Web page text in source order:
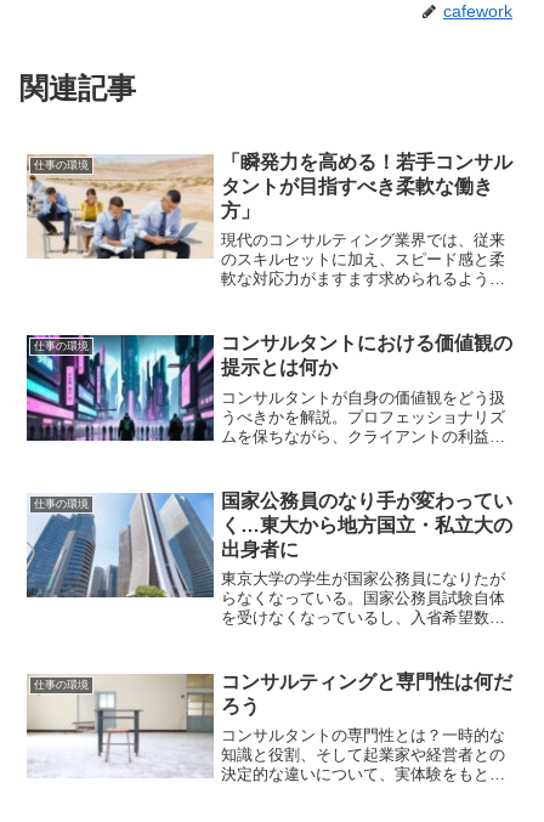
cafework
関連記事
仕事の環境
「瞬発力を高める！若手コンサル
タントが目指すべき柔軟な働き
方」
現代のコンサルティング業界では、従来
のスキルセットに加え、スピード感と柔
軟な対応力がますます求められるように
トプットを提供できるコンサルタントは
重宝される傾向にあります。しかし、そ
の一方で、多くの若手コンサルタントが
この「スピード感」を持ち合わせていな
いと感じる場面が増えています。この問
題の一因として、単に作業のスピードが
ないことが挙げられます。若手コンサル
タントは、往々にして自分自身のペース
で仕事を進めてしまいがちです。顧客が
どのタイミングでどの程度の品質を求め
ているのか、あるいはプロジェクトチー
ム全体がどのような進捗状況にあるのか
を考慮せずに行動することで、結果とし
て「仕事が遅い」と評価されてしまうこ
え、今後のコンサルタントには、ただ単
に業務をこなすだけでなく、クライアン
トや同僚の立場や時間軸をしっかりと理
解し、それに即したアウトプットをタイ
ムリーに提供する力が求められていま
す。
仕事の環境
コンサルタントにおける価値観の
提示とは何か
コンサルタントが自身の価値観をどう扱
うべきかを解説。プロフェッショナリズ
ムを保ちながら、クライアントの利益と
仕事の環境
国家公務員のなり手が変わってい
く…東大から地方国立・私立大の
出身者に
東京大学の学生が国家公務員になりたが
らなくなっている。国家公務員試験自体
を受けなくなっているし、入省希望数が
仕事が回らないため、代わりに地方国立
大学や私立大学の出身者が合格して入省
していくという。
仕事の環境
コンサルティングと専門性は何だ
ろう
コンサルタントの専門性とは？一時的な
知識と役割、そして起業家や経営者との
決定的な違いについて、実体験をもとに